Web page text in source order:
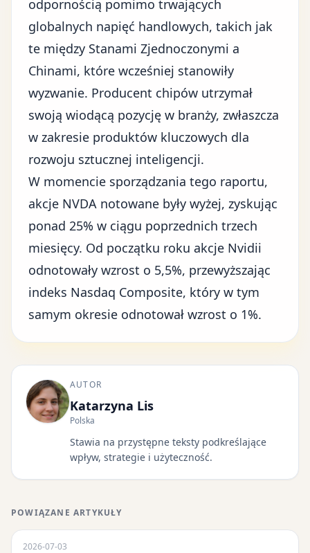
odpornością pomimo trwających
globalnych napięć handlowych, takich jak
te między Stanami Zjednoczonymi a
Chinami, które wcześniej stanowiły
wyzwanie. Producent chipów utrzymał
swoją wiodącą pozycję w branży, zwłaszcza
w zakresie produktów kluczowych dla
rozwoju sztucznej inteligencji.
W momencie sporządzania tego raportu,
akcje NVDA notowane były wyżej, zyskując
ponad 25% w ciągu poprzednich trzech
miesięcy. Od początku roku akcje Nvidii
odnotowały wzrost o 5,5%, przewyższając
indeks Nasdaq Composite, który w tym
samym okresie odnotował wzrost o 1%.
AUTOR
Katarzyna Lis
Polska
Stawia na przystępne teksty podkreślające
wpływ, strategie i użyteczność.
POWIĄZANE ARTYKUŁY
2026-07-03